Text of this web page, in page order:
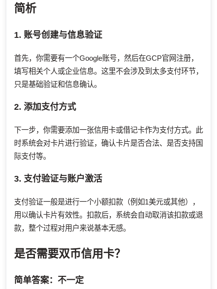
简析
1. 账号创建与信息验证
首先，你需要有一个Google账号，然后在GCP官网注册，
填写相关个人或企业信息。这里不会涉及到太多支付环节，
只是基础验证和信息确认。
2. 添加支付方式
下一步，你需要添加一张信用卡或借记卡作为支付方式。此
时系统会对卡片进行验证，确认卡片是否合法、是否支持国
际支付等。
3. 支付验证与账户激活
支付验证一般是进行一个小额扣款（例如1美元或其他），
用以确认卡片有效性。扣款后，系统会自动取消该扣款或退
款，整个过程对用户来说基本无感。
是否需要双币信用卡？
简单答案：不一定